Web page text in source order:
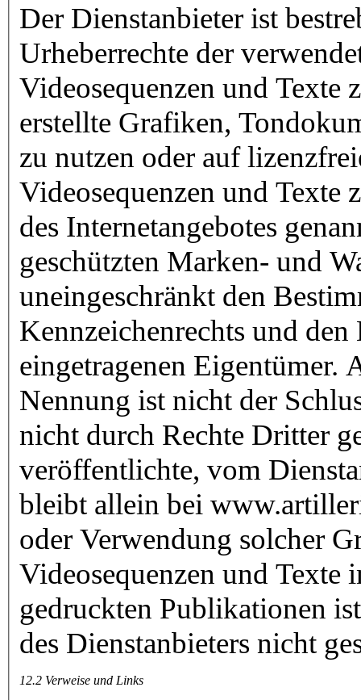
Der Dienstanbieter ist
Urheberrechte der
Videosequenzen und Texte
erstellte Grafiken,
zu nutzen oder auf
Videosequenzen und
des Internetangebotes
geschützten Marken- und
uneingeschränkt den
Kennzeichenrechts und
eingetragenen Eigentümer.
Nennung ist nicht der
nicht durch Rechte Dritter
veröffentlichte, vom
bleibt allein bei
oder Verwendung solcher
Videosequenzen und Texte
gedruckten Publikationen
des Dienstanbieters nicht
12.2 Verweise und Links